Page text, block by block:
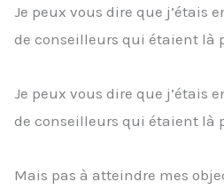
Je peux vous dire que j’étais
de conseilleurs qui étaient là
Je peux vous dire que j’étais
de conseilleurs qui étaient là
Mais pas à atteindre mes